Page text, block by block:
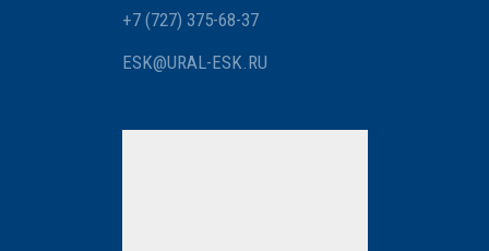
+7 (727) 375-68-37
ESK@URAL-ESK.RU